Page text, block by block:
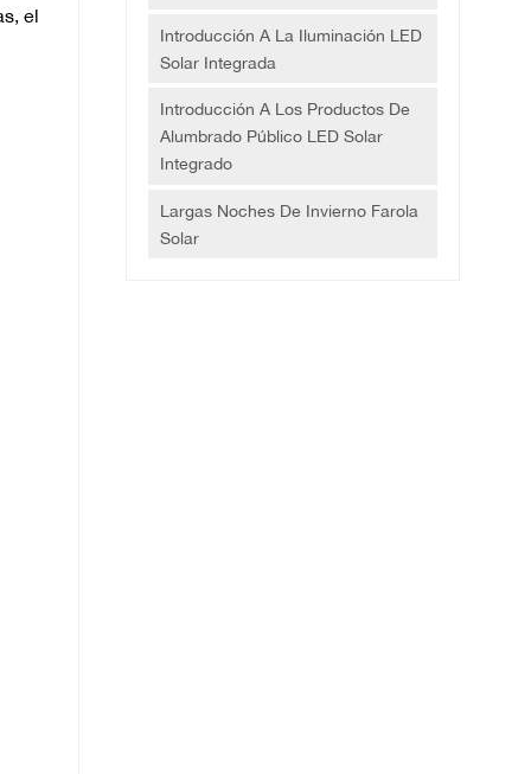
Introducción A La Iluminación LED
Solar Integrada
Introducción A Los Productos De
Alumbrado Público LED Solar
Integrado
Largas Noches De Invierno Farola
Solar
el